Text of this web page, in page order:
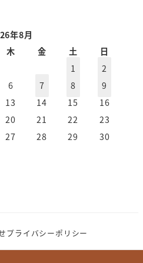
年8月
木 金 土
日
1
2
6 7 8
9
13 14 15
16
20 21 22
23
27 28 29
30
プライバシーポリシー